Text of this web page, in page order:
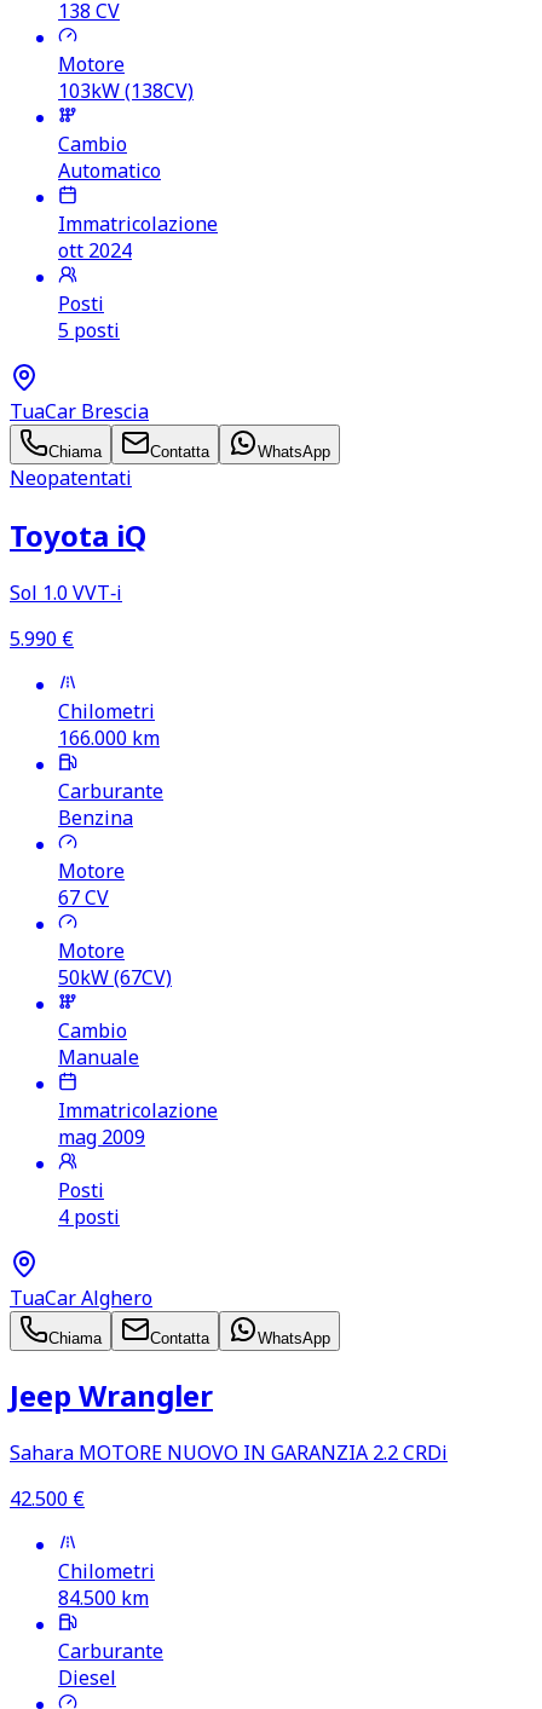
138 CV
Motore
103kW (138CV)
Cambio
Automatico
Immatricolazione
ott 2024
Posti
5 posti
TuaCar Brescia
Chiama Contatta WhatsApp
Neopatentati
Toyota iQ
Sol 1.0 VVT‑i
5.990 €
Chilometri
166.000 km
Carburante
Benzina
Motore
67CV
Motore
50kW (67CV)
Cambio
Manuale
Immatricolazione
mag 2009
Posti
4 posti
TuaCar Alghero
Chiama Contatta WhatsApp
Jeep Wrangler
Sahara MOTORE NUOVO IN GARANZIA 2.2 CRDi
42.500 €
Chilometri
84.500 km
Carburante
Diesel